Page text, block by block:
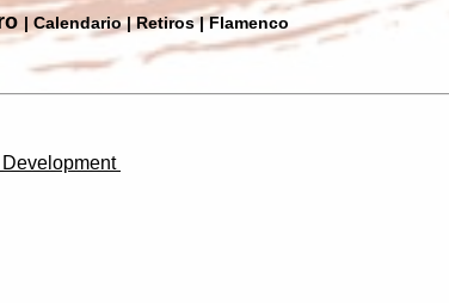
| Calendario | Retiros | Flamenco